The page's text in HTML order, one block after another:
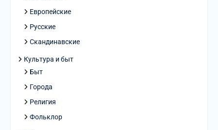
Европейские
Русские
Скандинавские
Культура и быт
Быт
Города
Религия
Фольклор